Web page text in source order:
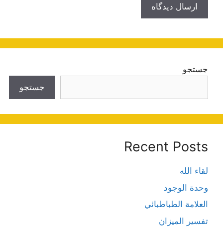
جستجو
جستجو
Recent Posts
لقاء الله
وحدة الوجود
العلامة الطباطبائي
تفسير الميزان